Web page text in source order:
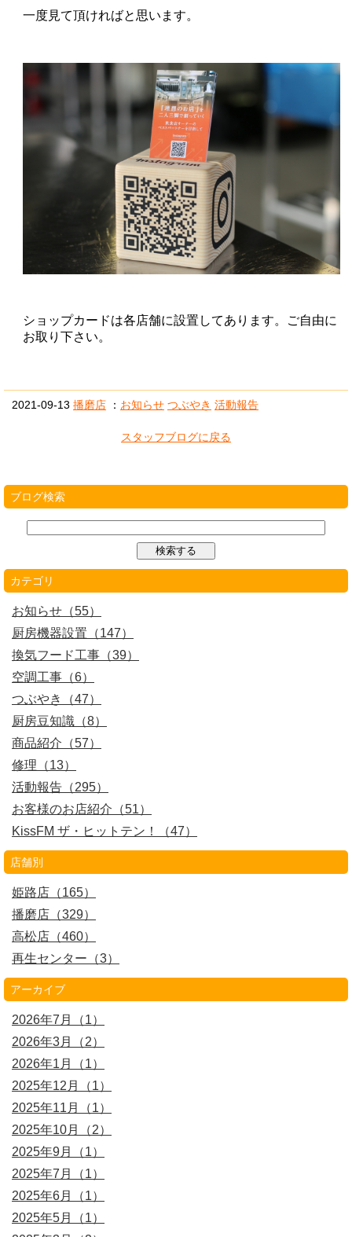
一度見て頂ければと思います。
ショップカードは各店舗に設置してあります。ご自由に
お取り下さい。
2021-09-13 播磨店 ： お知らせ つぶやき 活動報告
スタッフブログに戻る
ブログ検索
カテゴリ
お知らせ（55）
厨房機器設置（147）
換気フード工事（39）
空調工事（6）
つぶやき（47）
厨房豆知識（8）
商品紹介（57）
修理（13）
活動報告（295）
お客様のお店紹介（51）
KissFM ザ・ヒットテン！（47）
店舗別
姫路店（165）
播磨店（329）
高松店（460）
再生センター（3）
アーカイブ
2026年7月（1）
2026年3月（2）
2026年1月（1）
2025年12月（1）
2025年11月（1）
2025年10月（2）
2025年9月（1）
2025年7月（1）
2025年6月（1）
2025年5月（1）